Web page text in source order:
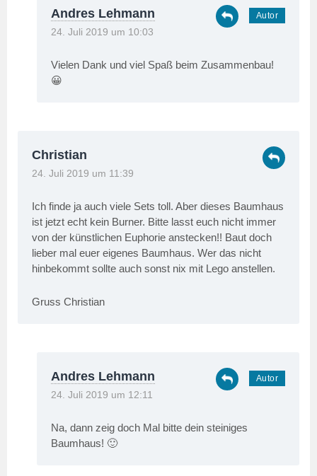
Andres Lehmann
24. Juli 2019 um 10:03
Vielen Dank und viel Spaß beim Zusammenbau!
😀
Christian
24. Juli 2019 um 11:39
Ich finde ja auch viele Sets toll. Aber dieses Baumhaus
ist jetzt echt kein Burner. Bitte lasst euch nicht immer
von der künstlichen Euphorie anstecken!! Baut doch
lieber mal euer eigenes Baumhaus. Wer das nicht
hinbekommt sollte auch sonst nix mit Lego anstellen.
Gruss Christian
Andres Lehmann
24. Juli 2019 um 12:11
Na, dann zeig doch Mal bitte dein steiniges
Baumhaus! 🙂